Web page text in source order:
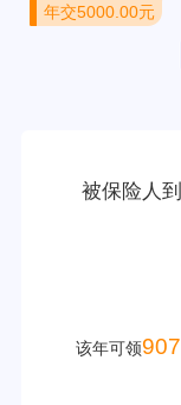
年交5000.00元
被保险人到
该年可领